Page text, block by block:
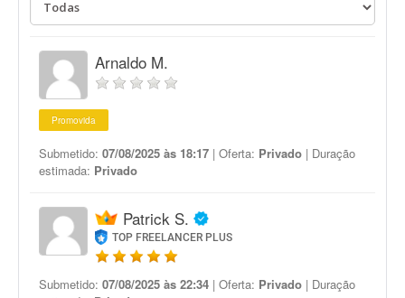
Arnaldo M.
Promovida
Submetido: 07/08/2025 às 18:17 | Oferta: Privado | Duração
estimada: Privado
Patrick S.
TOP FREELANCER PLUS
Submetido: 07/08/2025 às 22:34 | Oferta: Privado | Duração